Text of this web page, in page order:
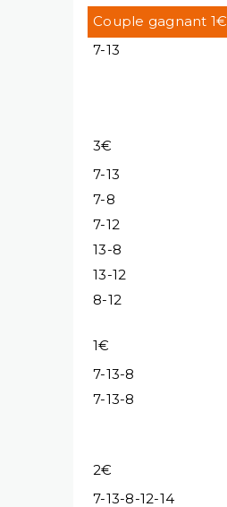
Couple gagnant 1€
7-13
3€
7-13
7-8
7-12
13-8
13-12
8-12
1€
7-13-8
7-13-8
2€
7-13-8-12-14